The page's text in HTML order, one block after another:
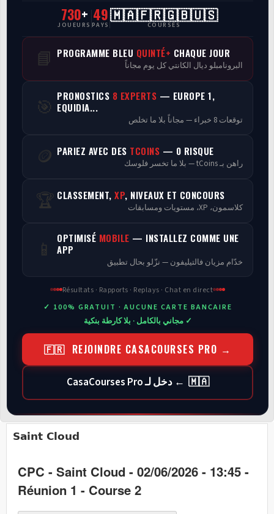
CasaCourses Pro
Resultats/Rapport CPCs
Discussion
Programmes
730+
JOUEURS
49
PAYS
🇲🇦🇫🇷🇬🇧🇺🇸
COURSES
📘 PROGRAMME BLEU QUINTÉ+ CHAQUE JOUR
البرونامبلو ديال الكانتي كل يوم مجاناً
🎯 PRONOSTICS 8 EXPERTS — EUROPE 1,
EQUIDIA...
توقعات 8 خبراء — مجاناً بلا ما تخلص
🪙 PARIEZ AVEC DES TCOINS — 0 RISQUE
راهن بـ tCoins — بلا ما تخسر فلوسك
🏆 CLASSEMENT, XP, NIVEAUX ET CONCOURS
كلاسمون، XP، مستويات ومسابقات
📱 OPTIMISÉ MOBILE — INSTALLEZ COMME UNE
APP
خدّام مزيان فالتيليفون — نزّلو بحال تطبيق
Résultats · Rapports · Replays · Chat en direct
✓ 100% GRATUIT · AUCUNE CARTE BANCAIRE
✓ مجاني بالكامل · بلا كارطة بنكية
🇫🇷 REJOINDRE CASACOURSES PRO →
🇲🇦 ← دخل لـ CasaCourses Pro
Saint Cloud
CPC - Saint Cloud - 02/06/2026 - 13:45 -
Réunion 1 - Course 2